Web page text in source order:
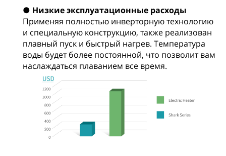
● Низкие эксплуатационные расходы
Применяя полностью инверторную технологию
и специальную конструкцию, также реализован
плавный пуск и быстрый нагрев. Температура
воды будет более постоянной, что позволит вам
наслаждаться плаванием все время.